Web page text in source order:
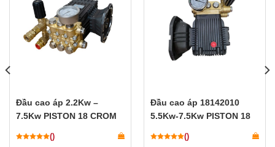
Đầu cao áp 2.2Kw –
7.5Kw PISTON 18 CROM
()
Đầu cao áp 18142010
5.5Kw-7.5Kw PISTON 18
()